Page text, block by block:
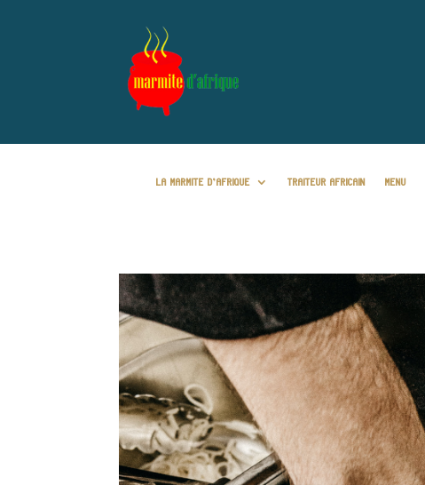
LA MARMITE D’AFRIQUE TRAITEUR AFRICAIN MENU